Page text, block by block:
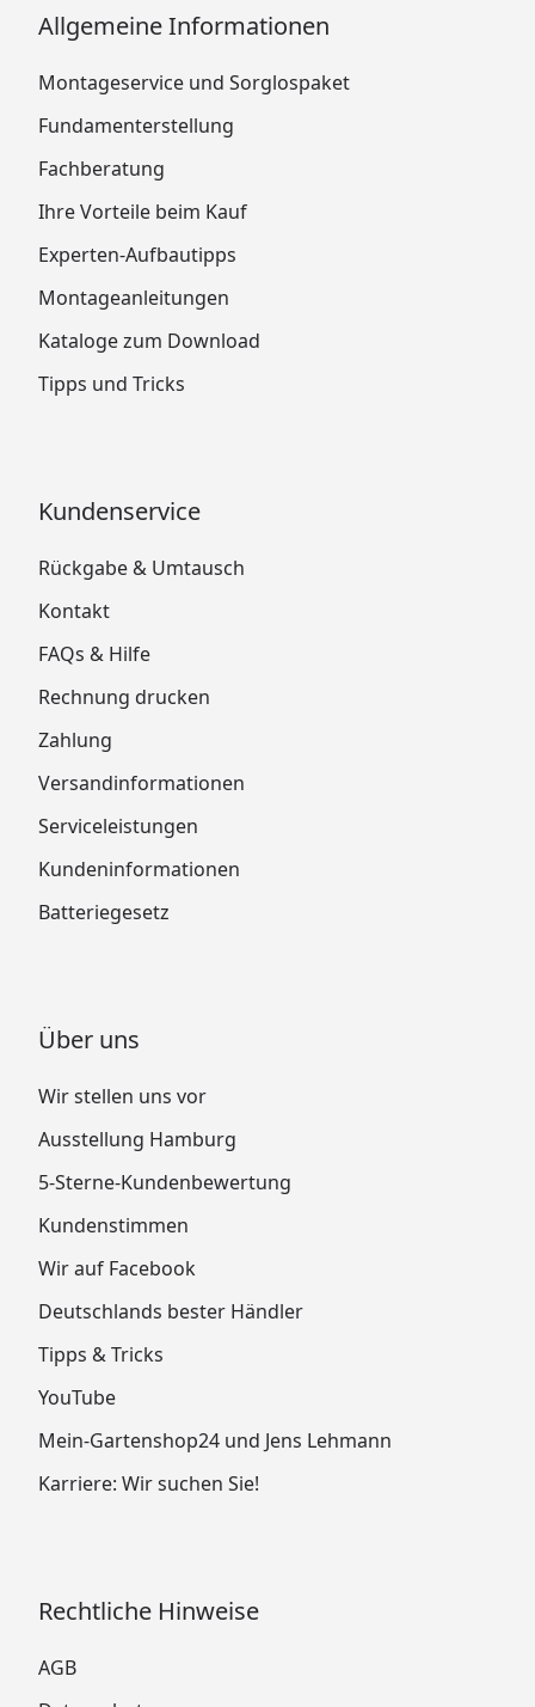
Allgemeine Informationen
Montageservice und Sorglospaket
Fundamenterstellung
Fachberatung
Ihre Vorteile beim Kauf
Experten-Aufbautipps
Montageanleitungen
Kataloge zum Download
Tipps und Tricks
Kundenservice
Rückgabe & Umtausch
Kontakt
FAQs & Hilfe
Rechnung drucken
Zahlung
Versandinformationen
Serviceleistungen
Kundeninformationen
Batteriegesetz
Über uns
Wir stellen uns vor
Ausstellung Hamburg
5-Sterne-Kundenbewertung
Kundenstimmen
Wir auf Facebook
Deutschlands bester Händler
Tipps & Tricks
YouTube
Mein-Gartenshop24 und Jens Lehmann
Karriere: Wir suchen Sie!
Rechtliche Hinweise
AGB